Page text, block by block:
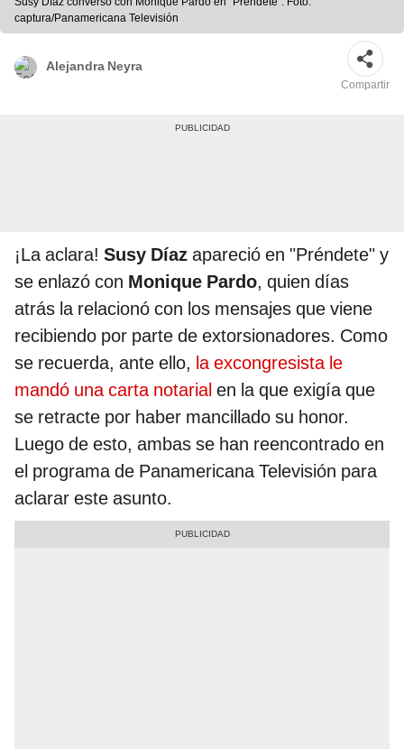
captura/Panamericana Televisión
Alejandra Neyra
Compartir
¡La aclara! Susy Díaz apareció en "Préndete" y
se enlazó con Monique Pardo, quien días
atrás la relacionó con los mensajes que viene
recibiendo por parte de extorsionadores. Como
se recuerda, ante ello, la excongresista le
mandó una carta notarial en la que exigía que
se retracte por haber mancillado su honor.
Luego de esto, ambas se han reencontrado en
el programa de Panamericana Televisión para
aclarar este asunto.